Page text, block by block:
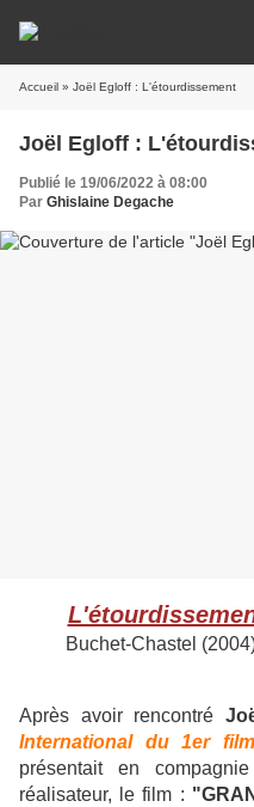
Accueil » Joël Egloff : L'étourdissement
Joël Egloff :
Publié le 19/06/2022 à 08:00
Par Ghislaine Degache
Buchet-Chastel
Après avoir rencontré
International du 1er
présentait en
réalisateur, le film :